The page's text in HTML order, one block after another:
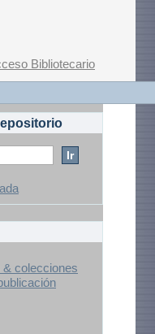
Bibliotecario
colecciones